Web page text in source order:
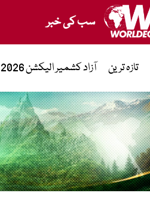
سب کی خبر
تازہ ترین آزاد کشمیر الیکشن 2026